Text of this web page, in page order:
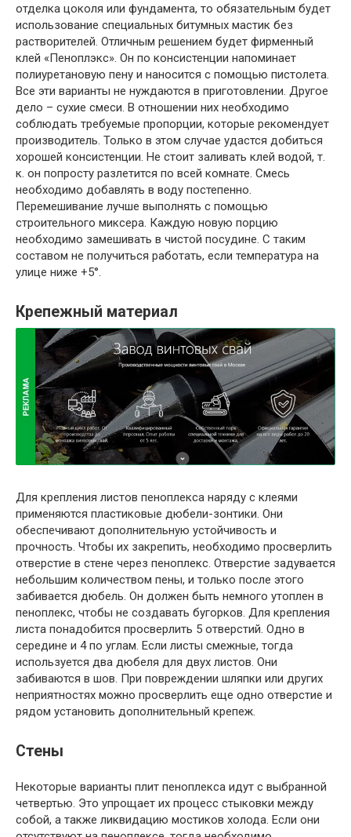
отделка цоколя или фундамента, то обязательным будет
использование специальных битумных мастик без
растворителей. Отличным решением будет фирменный
клей «Пеноплэкс». Он по консистенции напоминает
полиуретановую пену и наносится с помощью пистолета.
Все эти варианты не нуждаются в приготовлении. Другое
дело – сухие смеси. В отношении них необходимо
соблюдать требуемые пропорции, которые рекомендует
производитель. Только в этом случае удастся добиться
хорошей консистенции. Не стоит заливать клей водой, т.
к. он попросту разлетится по всей комнате. Смесь
необходимо добавлять в воду постепенно.
Перемешивание лучше выполнять с помощью
строительного миксера. Каждую новую порцию
необходимо замешивать в чистой посудине. С таким
составом не получиться работать, если температура на
улице ниже +5°.
Крепежный материал
Для крепления листов пеноплекса наряду с клеями
применяются пластиковые дюбели-зонтики. Они
обеспечивают дополнительную устойчивость и
прочность. Чтобы их закрепить, необходимо просверлить
отверстие в стене через пеноплекс. Отверстие задувается
небольшим количеством пены, и только после этого
забивается дюбель. Он должен быть немного утоплен в
пеноплекс, чтобы не создавать бугорков. Для крепления
листа понадобится просверлить 5 отверстий. Одно в
середине и 4 по углам. Если листы смежные, тогда
используется два дюбеля для двух листов. Они
забиваются в шов. При повреждении шляпки или других
неприятностях можно просверлить еще одно отверстие и
рядом установить дополнительный крепеж.
Стены
Некоторые варианты плит пеноплекса идут с выбранной
четвертью. Это упрощает их процесс стыковки между
собой, а также ликвидацию мостиков холода. Если они